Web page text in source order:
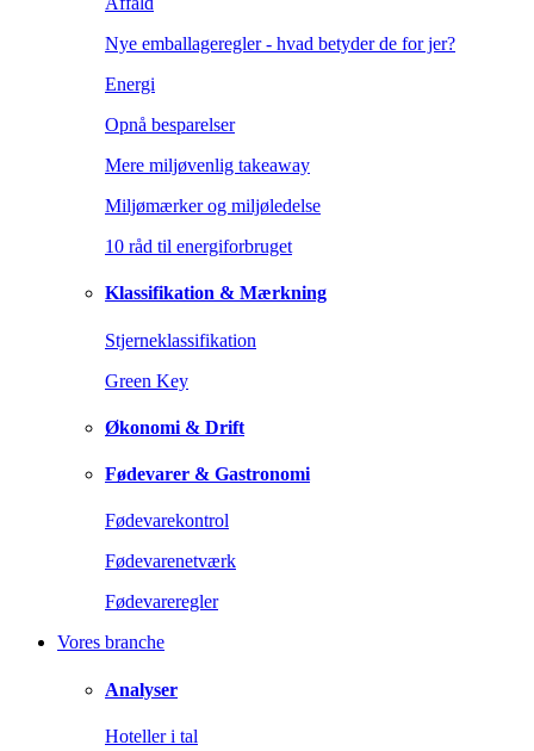
Nye emballageregler - hvad betyder de for jer?
Energi
Opnå besparelser
Mere miljøvenlig takeaway
Miljømærker og miljøledelse
10 råd til energiforbruget
Klassifikation & Mærkning
Stjerneklassifikation
Green Key
Økonomi & Drift
Fødevarer & Gastronomi
Fødevarekontrol
Fødevarenetværk
Fødevareregler
Vores branche
Analyser
Hoteller i tal